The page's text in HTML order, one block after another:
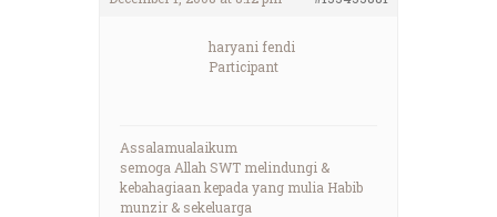
haryani fendi
Participant
Assalamualaikum
semoga Allah SWT melindungi &
kebahagiaan kepada yang mulia Habib
munzir & sekeluarga